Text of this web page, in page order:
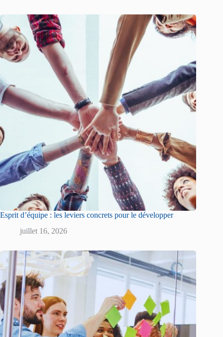
Esprit d’équipe : les leviers concrets pour le développer
juillet 16, 2026